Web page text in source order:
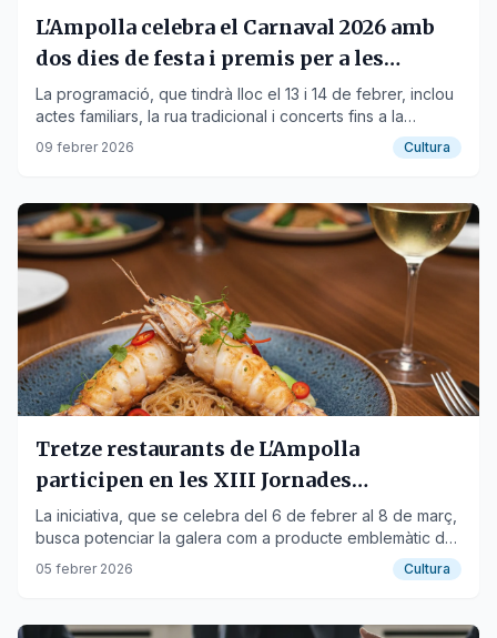
L'Ampolla celebra el Carnaval 2026 amb
dos dies de festa i premis per a les
millors comparses
La programació, que tindrà lloc el 13 i 14 de febrer, inclou
actes familiars, la rua tradicional i concerts fins a la
matinada.
09 febrer 2026 Cultura
Tretze restaurants de L'Ampolla
participen en les XIII Jornades
Gastronòmiques de la Galera
La iniciativa, que se celebra del 6 de febrer al 8 de març,
busca potenciar la galera com a producte emblemàtic de
la cuina marinera ebrenca.
05 febrer 2026 Cultura